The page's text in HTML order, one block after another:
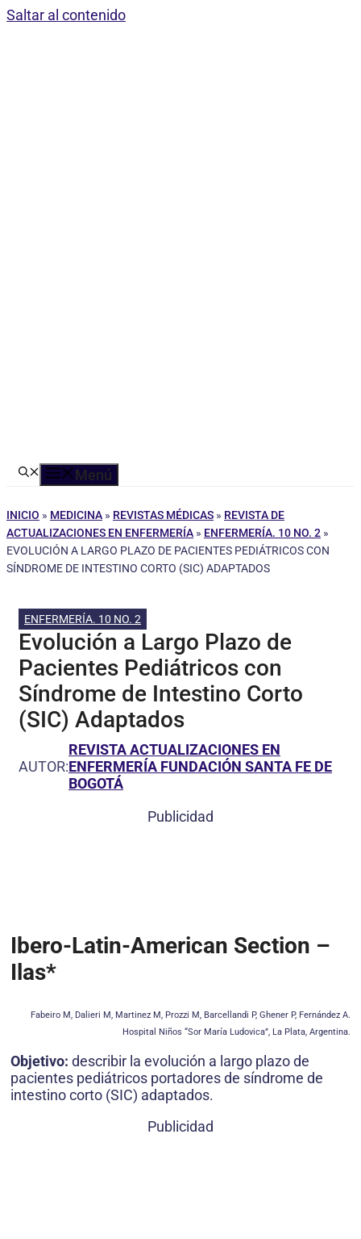
Saltar al contenido
Menú
INICIO » MEDICINA » REVISTAS MÉDICAS » REVISTA DE
ACTUALIZACIONES EN ENFERMERÍA » ENFERMERÍA. 10 NO. 2 »
EVOLUCIÓN A LARGO PLAZO DE PACIENTES PEDIÁTRICOS CON
SÍNDROME DE INTESTINO CORTO (SIC) ADAPTADOS
ENFERMERÍA. 10 NO. 2
Evolución a Largo Plazo de
Pacientes Pediátricos con
Síndrome de Intestino Corto
(SIC) Adaptados
AUTOR:
REVISTA ACTUALIZACIONES EN
ENFERMERÍA FUNDACIÓN SANTA FE DE
BOGOTÁ
Publicidad
Ibero-Latin-American Section –
Ilas*
Fabeiro M, Dalieri M, Martinez M, Prozzi M, Barcellandi P, Ghener P, Fernández A.
Hospital Niños “Sor María Ludovica”, La Plata, Argentina.
Objetivo: describir la evolución a largo plazo de
pacientes pediátricos portadores de síndrome de
intestino corto (SIC) adaptados.
Publicidad